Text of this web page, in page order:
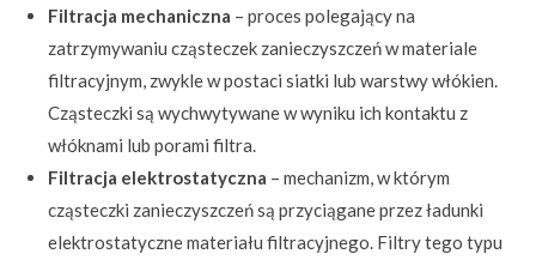
Filtracja mechaniczna – proces polegający na
zatrzymywaniu cząsteczek zanieczyszczeń w materiale
filtracyjnym, zwykle w postaci siatki lub warstwy włókien.
Cząsteczki są wychwytywane w wyniku ich kontaktu z
włóknami lub porami filtra.
Filtracja elektrostatyczna – mechanizm, w którym
cząsteczki zanieczyszczeń są przyciągane przez ładunki
elektrostatyczne materiału filtracyjnego. Filtry tego typu